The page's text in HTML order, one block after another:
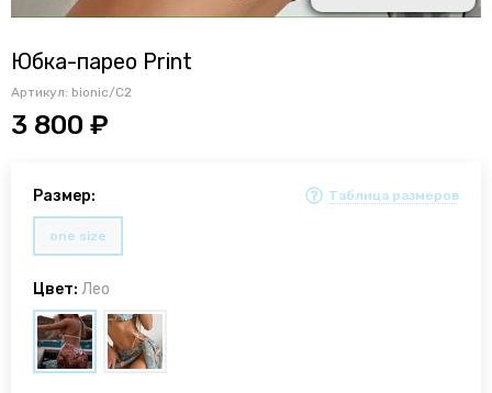
Юбка-парео Print
Артикул: bionic/C2
3 800 ₽
Размер: Таблица размеров
one size
Цвет: Лео